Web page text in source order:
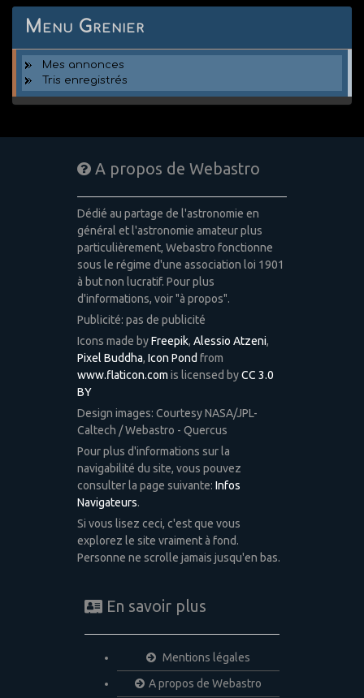
Menu Grenier
Mes annonces
Tris enregistrés
A propos de Webastro
Dédié au partage de l'astronomie en
général et l'astronomie amateur plus
particulièrement, Webastro fonctionne
sous le régime d'une association loi 1901
à but non lucratif. Pour plus
d'informations, voir "à propos".
Publicité: pas de publicité
Icons made byFreepik, Alessio Atzeni,
Pixel Buddha, Icon Pond from
www.flaticon.com is licensed byCC 3.0
BY
Design images: Courtesy NASA/JPL-
Caltech / Webastro - Quercus
Pour plus d'informations sur la
navigabilité du site, vous pouvez
consulter la page suivante: Infos
Navigateurs.
Si vous lisez ceci, c'est que vous
explorez le site vraiment à fond.
Personne ne scrolle jamais jusqu'en bas.
En savoir plus
Mentions légales
A propos de Webastro